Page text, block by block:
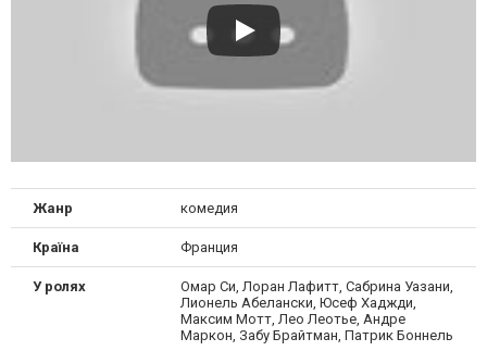
Жанр комедия
Країна Франция
У ролях
Омар Си, Лоран Лафитт, Сабрина Уазани,
Лионель Абелански, Юсеф Хаджди,
Максим Мотт, Лео Леотье, Андре
Маркон, Забу Брайтман, Патрик Боннель